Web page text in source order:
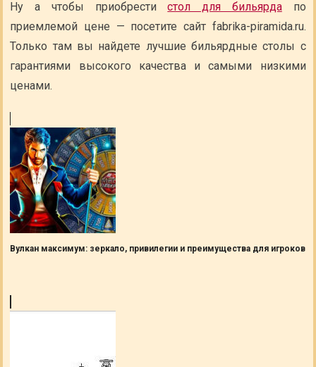
Ну а чтобы приобрестистол для бильярдапо
приемлемой цене — посетите сайт fabrika-piramida.ru.
Только там вы найдете лучшие бильярдные столы с
гарантиями высокого качества и самыми низкими
ценами.
Вулкан максимум: зеркало, привилегии и преимущества для игроков